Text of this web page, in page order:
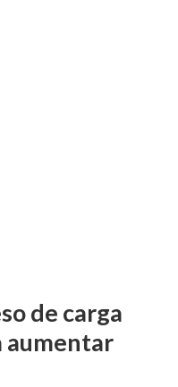
de carga
aumentar